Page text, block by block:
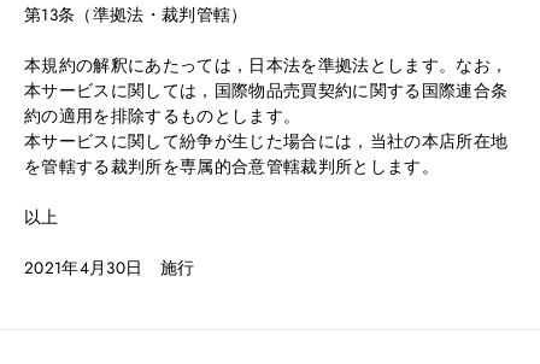
第13条（準拠法・裁判管轄）
本規約の解釈にあたっては，日本法を準拠法とします。なお，
本サービスに関しては，国際物品売買契約に関する国際連合条
約の適用を排除するものとします。
本サービスに関して紛争が生じた場合には，当社の本店所在地
を管轄する裁判所を専属的合意管轄裁判所とします。
以上
2021年4月30日 施行